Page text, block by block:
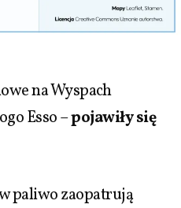
na Wyspach
Esso –pojawiły się
paliwo zaopatrują